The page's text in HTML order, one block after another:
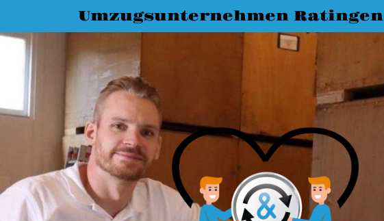
Umzugsunternehmen Ratingen